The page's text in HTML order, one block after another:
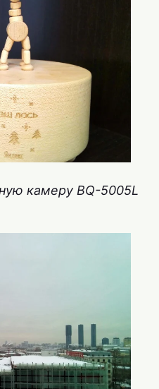
камеру BQ-5005L